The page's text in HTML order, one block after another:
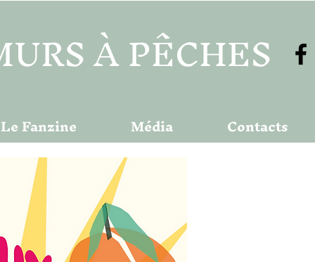
À PÊCHES
Le Fanzine Média Contacts